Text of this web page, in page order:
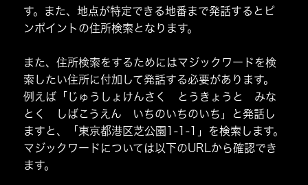
す。また、地点が特定できる地番まで発話するとピ
ンポイントの住所検索となります。
また、住所検索をするためにはマジックワードを検
索したい住所に付加して発話する必要があります。
例えば「じゅうしょけんさく とうきょうと みな
とく しばこうえん いちのいちのいち」と発話し
ますと、「東京都港区芝公園1-1-1」を検索します。
マジックワードについては以下のURLから確認でき
ます。